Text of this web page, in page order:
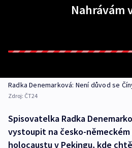
Nahrávám
Radka Denemarková: Není důvod se
Zdroj: ČT24
Spisovatelka Radka
vystoupit na česko-
holocaustu v Pekingu, kde